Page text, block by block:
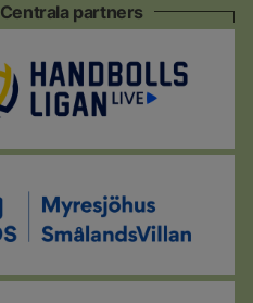
Centrala partners